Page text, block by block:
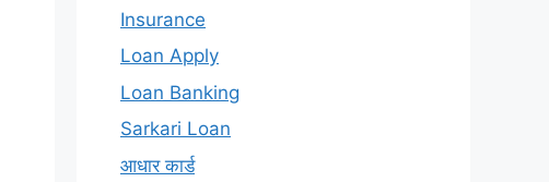
Insurance
Loan Apply
Loan Banking
Sarkari Loan
आधार कार्ड